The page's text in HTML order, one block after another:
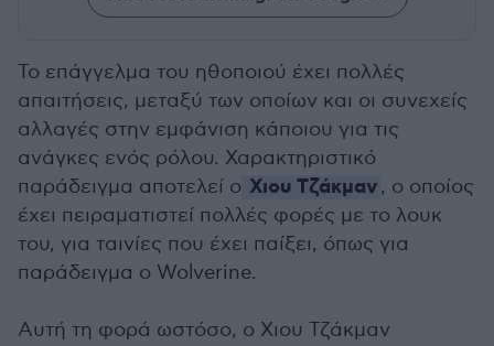
Το επάγγελμα του ηθοποιού έχει πολλές
απαιτήσεις, μεταξύ των οποίων και οι συνεχείς
αλλαγές στην εμφάνιση κάποιου για τις
ανάγκες ενός ρόλου. Χαρακτηριστικό
παράδειγμα αποτελεί ο Χιου Τζάκμαν, ο οποίος
έχει πειραματιστεί πολλές φορές με το λουκ
του, για ταινίες που έχει παίξει, όπως για
παράδειγμα ο Wolverine.
Αυτή τη φορά ωστόσο, ο Χιου Τζάκμαν